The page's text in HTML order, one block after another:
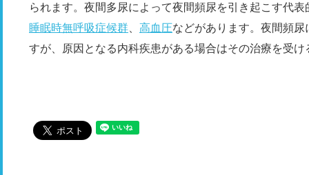
られます。夜間多尿によって夜間頻尿を引き起こす代
睡眠時無呼吸症候群
高血圧などがあります。夜間頻
すが、原因となる内科疾患がある場合はその治療を受け